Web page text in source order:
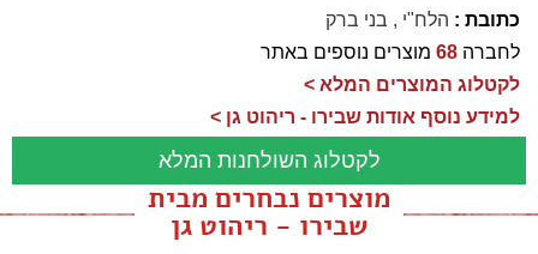
כתובת : הלח"י , בני ברק
לחברה 68 מוצרים נוספים באתר
לקטלוג המוצרים המלא >
למידע נוסף אודות שבירו - ריהוט גן >
לקטלוג השולחנות המלא
מוצרים נבחרים מבית
שבירו - ריהוט גן